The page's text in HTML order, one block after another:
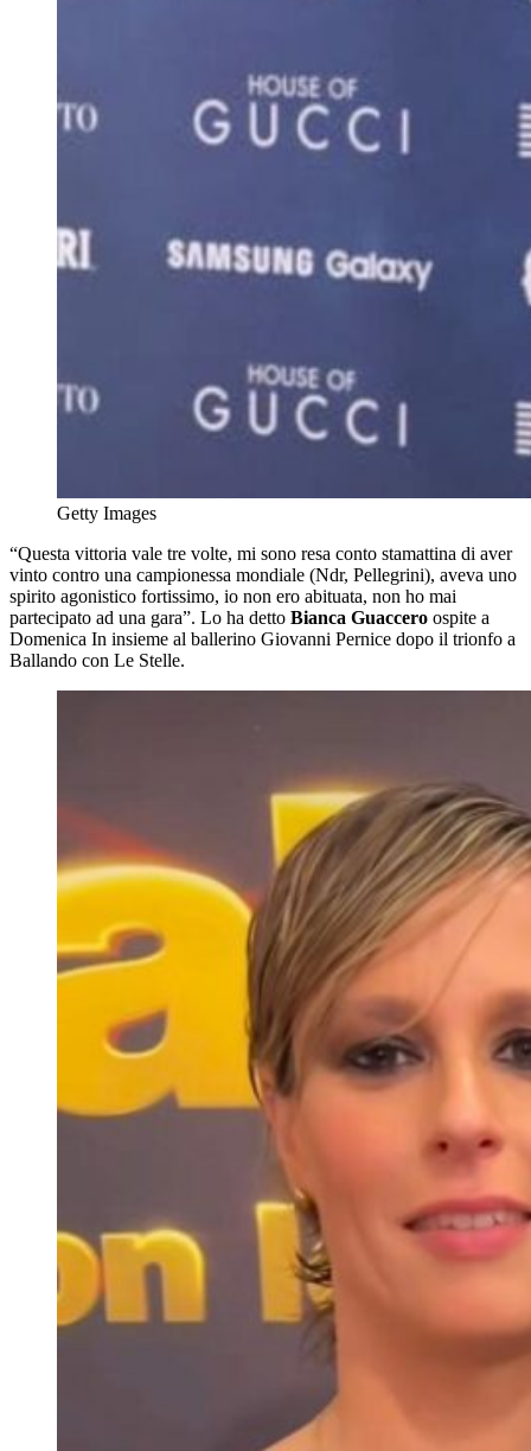
Getty Images
“Questa vittoria vale tre volte, mi sono resa conto stamattina di aver
vinto contro una campionessa mondiale (Ndr, Pellegrini), aveva uno
spirito agonistico fortissimo, io non ero abituata, non ho mai
partecipato ad una gara”. Lo ha detto Bianca Guaccero ospite a
Domenica In insieme al ballerino Giovanni Pernice dopo il trionfo a
Ballando con Le Stelle.